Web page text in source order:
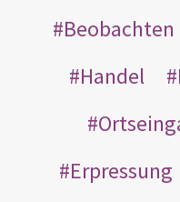
Beobachten
Handel
Erpressung